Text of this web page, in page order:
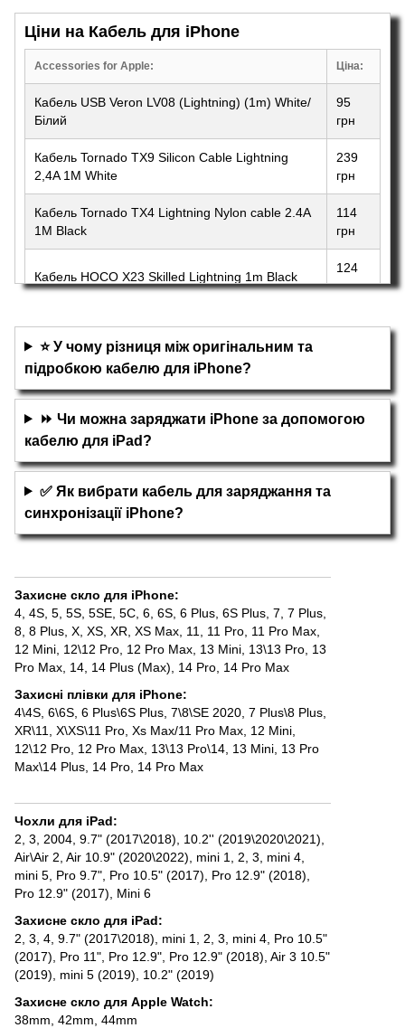
Ціни на Кабель для iPhone
Accessories for Apple: Ціна:
Кабель USB Veron LV08 (Lightning) (1m) White/
Білий
95
грн
Кабель Tornado TX9 Silicon Cable Lightning
2,4A 1M White
239
грн
Кабель Tornado TX4 Lightning Nylon cable 2.4A
1M Black
114
грн
Кабель HOCO X23 Skilled Lightning 1m Black
124
грн
⭐ У чому різниця між оригінальним та
підробкою кабелю для iPhone?
⏩ Чи можна заряджати iPhone за допомогою
кабелю для iPad?
✅ Як вибрати кабель для заряджання та
синхронізації iPhone?
Захисне скло для iPhone:
4, 4S 5, 5S, 5SE, 5С 6, 6S 6 Plus, 6S Plus 7 7 Plus
8 8 Plus X, XS XR XS Max 11 11 Pro 11 Pro Max
12 Mini 12\12 Pro 12 Pro Max 13 Mini 13\13 Pro 13
Pro Max 14 14 Plus (Max) 14 Pro 14 Pro Max
Захисні плівки для iPhone:
4\4S 6\6S 6 Plus\6S Plus 7\8\SE 2020 7 Plus\8 Plus
XR\11
X\XS\11 Pro Xs Max/11 Pro Max 12 Mini
12\12 Pro 12 Pro Max 13\13 Pro\14 13 Mini 13 Pro
Max\14 Plus 14 Pro 14 Pro Max
Чохли для iPad:
2, 3, 2004 9.7" (2017\2018) 10.2'' (2019\2020\2021)
Air\Air 2 Air 10.9" (2020\2022) mini 1, 2, 3 mini 4
mini 5 Pro 9.7" Pro 10.5" (2017) Pro 12.9" (2018)
Pro 12.9" (2017)
Mini 6
Захисне скло для iPad:
2, 3, 4 9.7" (2017\2018) mini 1, 2, 3 mini 4 Pro 10.5"
(2017)
Pro 11" Pro 12.9" Pro 12.9" (2018) Air 3 10.5"
(2019)
mini 5 (2019)
10.2" (2019)
Захисне скло для Apple Watch:
38mm 42mm 44mm